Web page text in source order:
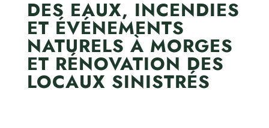
DES EAUX, INCENDIES
ET ÉVÉNEMENTS
NATURELS À MORGES
ET RÉNOVATION DES
LOCAUX SINISTRÉS